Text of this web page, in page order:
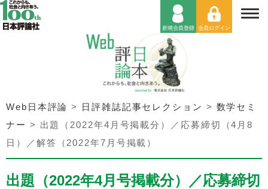
Web日本評論 > 日評雑誌記事セレクション > 数学セミ
ナー > 出題（2022年4月号掲載分）／応募締切（4月8
日）／解答（2022年7月号掲載）
出題（2022年4月号掲載分）／応募締切